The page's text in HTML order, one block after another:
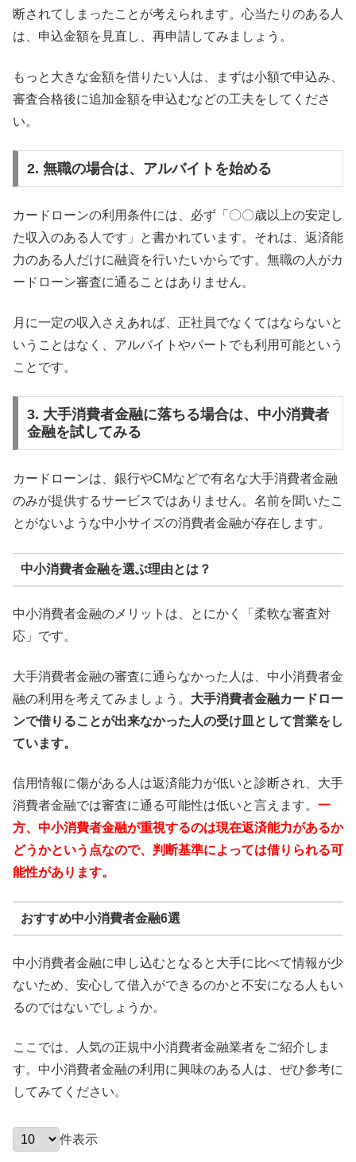
断されてしまったことが考えられます。心当たりのある人
は、申込金額を見直し、再申請してみましょう。
もっと大きな金額を借りたい人は、まずは小額で申込み、
審査合格後に追加金額を申込むなどの工夫をしてくださ
い。
2. 無職の場合は、アルバイトを始める
カードローンの利用条件には、必ず「〇〇歳以上の安定し
た収入のある人です」と書かれています。それは、返済能
力のある人だけに融資を行いたいからです。無職の人がカ
ードローン審査に通ることはありません。
月に一定の収入さえあれば、正社員でなくてはならないと
いうことはなく、アルバイトやパートでも利用可能という
ことです。
3. 大手消費者金融に落ちる場合は、中小消費者
金融を試してみる
カードローンは、銀行やCMなどで有名な大手消費者金融
のみが提供するサービスではありません。名前を聞いたこ
とがないような中小サイズの消費者金融が存在します。
中小消費者金融を選ぶ理由とは？
中小消費者金融のメリットは、とにかく「柔軟な審査対
応」です。
大手消費者金融の審査に通らなかった人は、中小消費者金
融の利用を考えてみましょう。 大手消費者金融カードロー
ンで借りることが出来なかった人の受け皿として営業をし
ています。
信用情報に傷がある人は返済能力が低いと診断され、大手
消費者金融では審査に通る可能性は低いと言えます。 一
方、中小消費者金融が重視するのは現在返済能力があるか
どうかという点なので、判断基準によっては借りられる可
能性があります。
おすすめ中小消費者金融6選
中小消費者金融に申し込むとなると大手に比べて情報が少
ないため、安心して借入ができるのかと不安になる人もい
るのではないでしょうか。
ここでは、人気の正規中小消費者金融業者をご紹介しま
す。中小消費者金融の利用に興味のある人は、ぜひ参考に
してみてください。
件表示